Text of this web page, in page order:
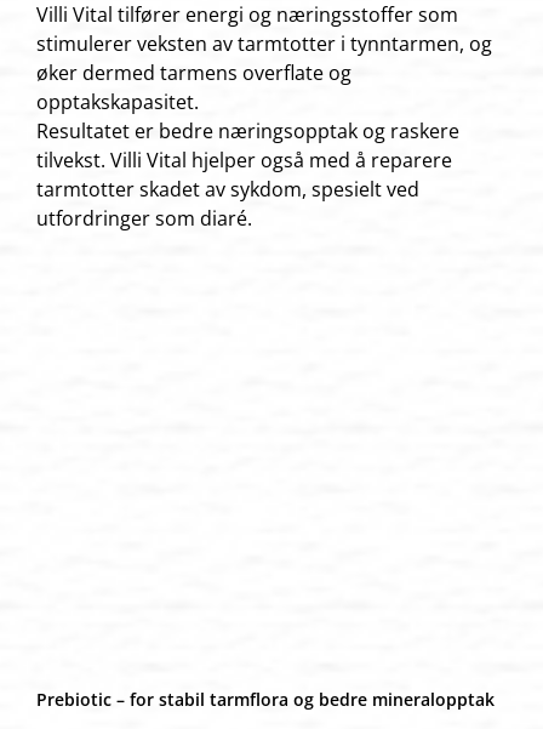
Villi Vital tilfører energi og næringsstoffer som
stimulerer veksten av tarmtotter i tynntarmen, og
øker dermed tarmens overflate og
opptakskapasitet.
Resultatet er bedre næringsopptak og raskere
tilvekst. Villi Vital hjelper også med å reparere
tarmtotter skadet av sykdom, spesielt ved
utfordringer som diaré.
Prebiotic – for stabil tarmflora og bedre mineralopptak